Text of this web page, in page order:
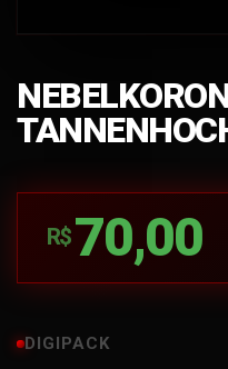
R$ 70,00
DIGIPACK